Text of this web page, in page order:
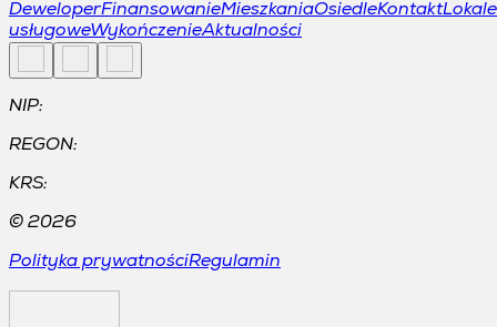
DeweloperFinansowanieMieszkaniaOsiedleKontaktLokale
usługoweWykończenieAktualności
NIP:
REGON:
KRS:
© 2026
Polityka prywatnościRegulamin